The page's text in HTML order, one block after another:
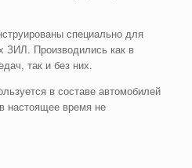
специально для
ЗИЛ. Производились как в
так и без них.
в составе автомобилей
настоящее время не